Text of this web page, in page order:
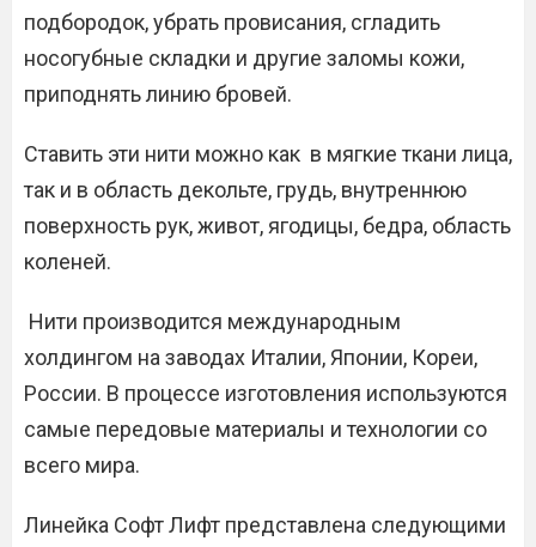
подбородок, убрать провисания, сгладить
носогубные складки и другие заломы кожи,
приподнять линию бровей.
Ставить эти нити можно как в мягкие ткани лица,
так и в область декольте, грудь, внутреннюю
поверхность рук, живот, ягодицы, бедра, область
коленей.
Нити производится международным
холдингом на заводах Италии, Японии, Кореи,
России. В процессе изготовления используются
самые передовые материалы и технологии со
всего мира.
Линейка Софт Лифт представлена следующими